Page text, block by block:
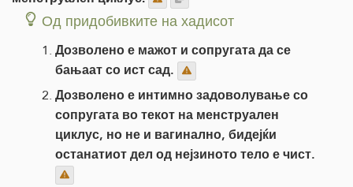
Од придобивките на хадисот
Дозволено е мажот и сопругата да се
бањаат со ист сад.
Дозволено е интимно задоволување со
сопругата во текот на менструален
циклус, но не и вагинално, бидејќи
останатиот дел од нејзиното тело е чист.